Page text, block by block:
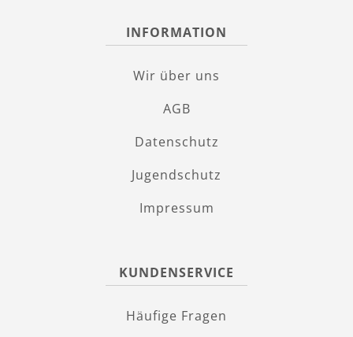
INFORMATION
Wir über uns
AGB
Datenschutz
Jugendschutz
Impressum
KUNDENSERVICE
Häufige Fragen